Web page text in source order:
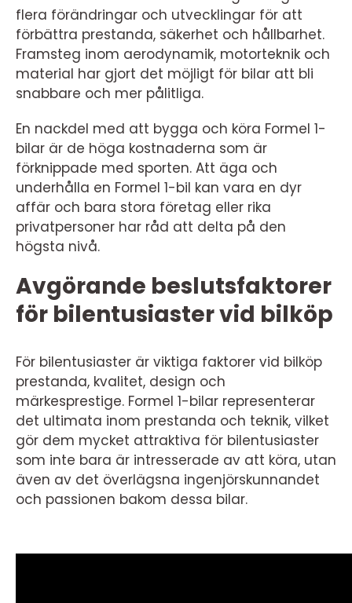
flera förändringar och utvecklingar för att
förbättra prestanda, säkerhet och hållbarhet.
Framsteg inom aerodynamik, motorteknik och
material har gjort det möjligt för bilar att bli
snabbare och mer pålitliga.
En nackdel med att bygga och köra Formel 1-
bilar är de höga kostnaderna som är
förknippade med sporten. Att äga och
underhålla en Formel 1-bil kan vara en dyr
affär och bara stora företag eller rika
privatpersoner har råd att delta på den
högsta nivå.
Avgörande beslutsfaktorer
för bilentusiaster vid bilköp
För bilentusiaster är viktiga faktorer vid bilköp
prestanda, kvalitet, design och
märkesprestige. Formel 1-bilar representerar
det ultimata inom prestanda och teknik, vilket
gör dem mycket attraktiva för bilentusiaster
som inte bara är intresserade av att köra, utan
även av det överlägsna ingenjörskunnandet
och passionen bakom dessa bilar.